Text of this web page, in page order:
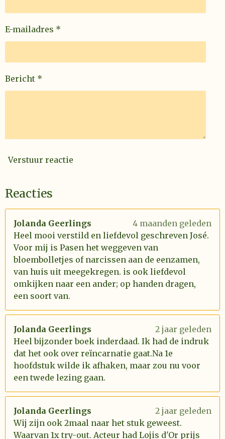
E-mailadres *
Bericht *
Verstuur reactie
Reacties
Jolanda Geerlings
4 maanden geleden
Heel mooi verstild en liefdevol geschreven José.
Voor mij is Pasen het weggeven van
bloembolletjes of narcissen aan de eenzamen,
van huis uit meegekregen. is ook liefdevol
omkijken naar een ander; op handen dragen,
een soort van.
Jolanda Geerlings
2 jaar geleden
Heel bijzonder boek inderdaad. Ik had de indruk
dat het ook over reïncarnatie gaat.Na 1e
hoofdstuk wilde ik afhaken, maar zou nu voor
een twede lezing gaan.
Jolanda Geerlings
2 jaar geleden
Wij zijn ook 2maal naar het stuk geweest.
Waarvan 1x try-out. Acteur had Lojis d'Or prijs